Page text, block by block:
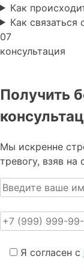
Как
Как связаться
07
консультация
Получить
Мы искренне
тревогу, взяв
Я согласен с